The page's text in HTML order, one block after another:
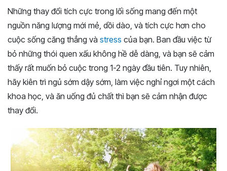
Những thay đổi tích cực trong lối sống mang đến một
nguồn năng lượng mới mẻ, dồi dào, và tích cực hơn cho
cuộc sống căng thẳng và stress của bạn. Ban đầu việc từ
bỏ những thói quen xấu không hề dễ dàng, và bạn sẽ cảm
thấy rất muốn bỏ cuộc trong 1-2 ngày đầu tiên. Tuy nhiên,
hãy kiên trì ngủ sớm dậy sớm, làm việc nghỉ ngơi một cách
khoa học, và ăn uống đủ chất thì bạn sẽ cảm nhận được
thay đổi.